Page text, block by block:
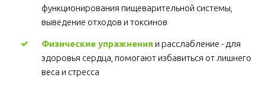
функционирования пищеварительной системы,
выведение отходов и токсинов
Физические упражнения и расслабление - для
здоровья сердца, помогают избавиться от лишнего
веса и стресса